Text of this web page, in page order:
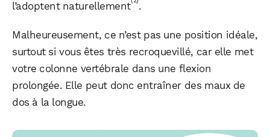
l’adoptent naturellement
.
Malheureusement, ce n’est pas une position idéale,
surtout si vous êtes très recroquevillé, car elle met
votre colonne vertébrale dans une flexion
prolongée. Elle peut donc entraîner des maux de
dos à la longue.